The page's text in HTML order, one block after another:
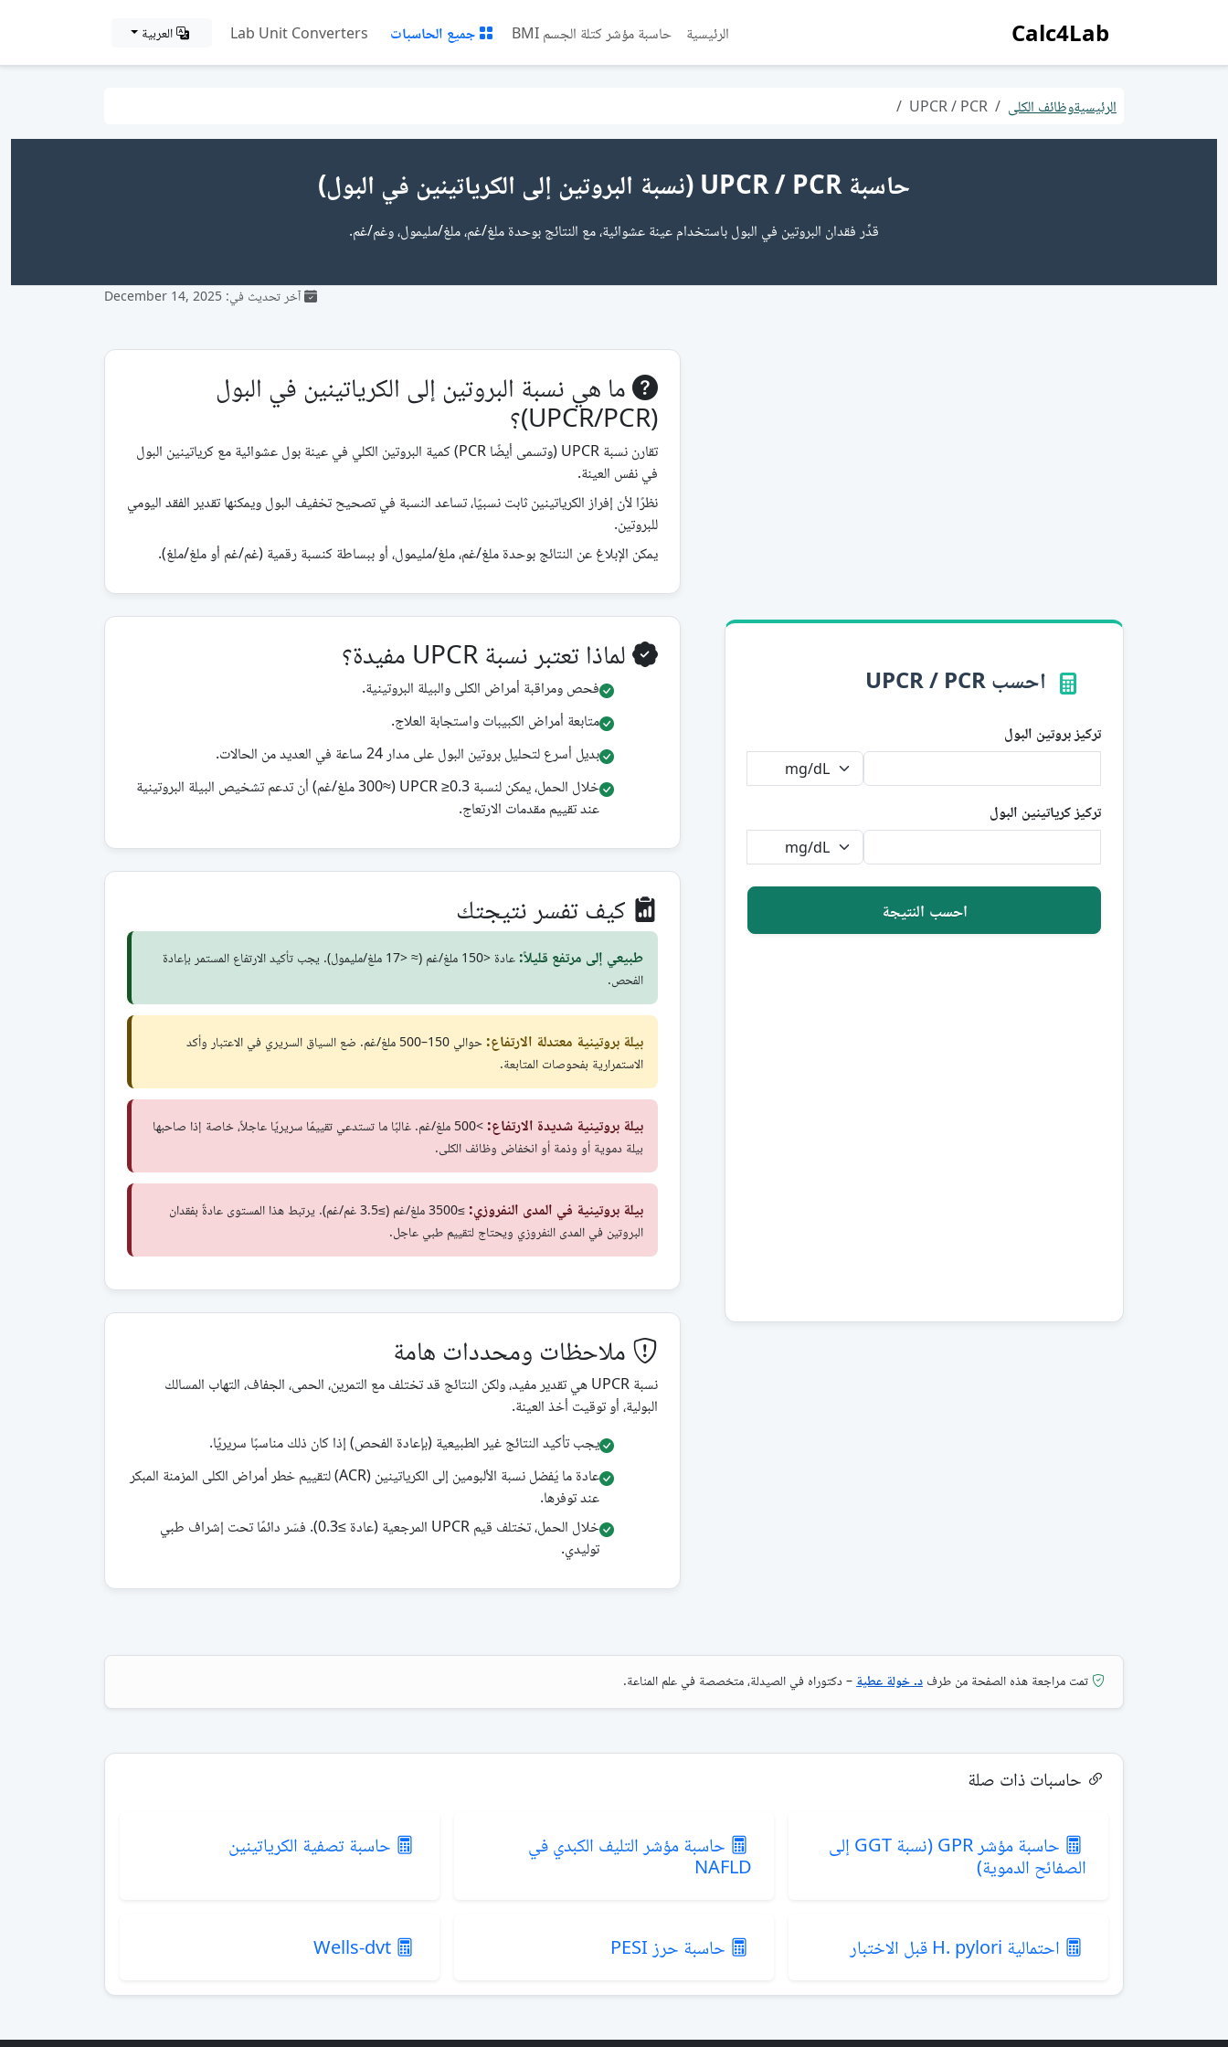
Calc4Lab العربية الرئيسية حاسبة مؤشر كتلة الجسم BMI جميع الحاسبات Lab Unit Converters
الرئيسيةوظائف الكلى UPCR / PCR
حاسبة UPCR / PCR (نسبة البروتين إلى الكرياتينين في البول)
قدِّر فقدان البروتين في البول باستخدام عينة عشوائية، مع النتائج بوحدة ملغ/غم، ملغ/مليمول، وغم/غم.
آخر تحديث في: December 14, 2025
احسب UPCR / PCR
تركيز بروتين البول
تركيز كرياتينين البول
احسب النتيجة
ما هي نسبة البروتين إلى الكرياتينين في البول
(UPCR/PCR)؟
تقارن نسبة UPCR (وتسمى أيضًا PCR) كمية البروتين الكلي في عينة بول عشوائية مع كرياتينين البول
في نفس العينة.
نظرًا لأن إفراز الكرياتينين ثابت نسبيًا، تساعد النسبة في تصحيح تخفيف البول ويمكنها تقدير الفقد اليومي
للبروتين.
يمكن الإبلاغ عن النتائج بوحدة ملغ/غم، ملغ/مليمول، أو ببساطة كنسبة رقمية (غم/غم أو ملغ/ملغ).
لماذا تعتبر نسبة UPCR مفيدة؟
فحص ومراقبة أمراض الكلى والبيلة البروتينية.
متابعة أمراض الكبيبات واستجابة العلاج.
بديل أسرع لتحليل بروتين البول على مدار 24 ساعة في العديد من الحالات.
خلال الحمل، يمكن لنسبة UPCR ≥0.3 (≈300 ملغ/غم) أن تدعم تشخيص البيلة البروتينية
عند تقييم مقدمات الارتعاج.
كيف تفسر نتيجتك
طبيعي إلى مرتفع قليلاً:
عادة <150 ملغ/غم (≈ <17 ملغ/مليمول). يجب تأكيد الارتفاع المستمر بإعادة
الفحص.
بيلة بروتينية معتدلة الارتفاع:
حوالي 150–500 ملغ/غم. ضع السياق السريري في الاعتبار وأكد
الاستمرارية بفحوصات المتابعة.
بيلة بروتينية شديدة الارتفاع:
>500 ملغ/غم. غالبًا ما تستدعي تقييمًا سريريًا عاجلاً، خاصة إذا صاحبها
بيلة دموية أو وذمة أو انخفاض وظائف الكلى.
بيلة بروتينية في المدى النفروزي:
≥3500 ملغ/غم (≥3.5 غم/غم). يرتبط هذا المستوى عادةً بفقدان
البروتين في المدى النفروزي ويحتاج لتقييم طبي عاجل.
ملاحظات ومحددات هامة
نسبة UPCR هي تقدير مفيد، ولكن النتائج قد تختلف مع التمرين، الحمى، الجفاف، التهاب المسالك
البولية، أو توقيت أخذ العينة.
يجب تأكيد النتائج غير الطبيعية (بإعادة الفحص) إذا كان ذلك مناسبًا سريريًا.
عادة ما يُفضل نسبة الألبومين إلى الكرياتينين (ACR) لتقييم خطر أمراض الكلى المزمنة المبكر
عند توفرها.
خلال الحمل، تختلف قيم UPCR المرجعية (عادة ≥0.3). فسّر دائمًا تحت إشراف طبي
توليدي.
تمت مراجعة هذه الصفحة من طرف د. خولة عطية – دكتوراه في الصيدلة، متخصصة في علم المناعة.
حاسبات ذات صلة
حاسبة مؤشر GPR (نسبة GGT إلى
الصفائح الدموية)
حاسبة مؤشر التليف الكبدي في
NAFLD
حاسبة تصفية الكرياتينين
احتمالية H. pylori قبل الاختبار حاسبة حرز PESI